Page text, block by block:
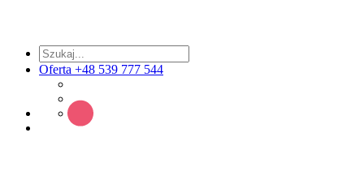
Oferta +48 539 777 544